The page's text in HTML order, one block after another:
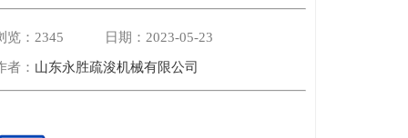
览： 2345 日期：2023-05-23
者： 山东永胜疏浚机械有限公司